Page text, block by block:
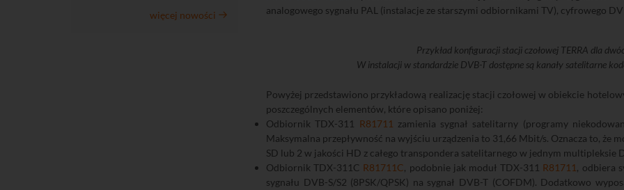
analogowego sygnału PAL (instalacje ze starszymi odbiornikami TV), cyfrowego
Przykład konfiguracji stacji czołowej TERRA dla
W instalacji w standardzie DVB-T dostępne są kanały satelitarne
Powyżej przedstawiono przykładową realizację stacji czołowej w obiekcie
poszczególnych elementów, które opisano poniżej:
Odbiornik TDX-311 R81711 zamienia sygnał satelitarny (programy
Maksymalna przepływność na wyjściu urządzenia to 31,66 Mbit/s. Oznacza to, że
SD lub 2 w jakości HD z całego transpondera satelitarnego w jednym multipleksie
Odbiornik TDX-311C R81711C, podobnie jak moduł TDX-311 R81711 , odbiera
sygnału DVB-S/S2 (8PSK/QPSK) na sygnał DVB-T (COFDM). Dodatkowo
więcej nowości